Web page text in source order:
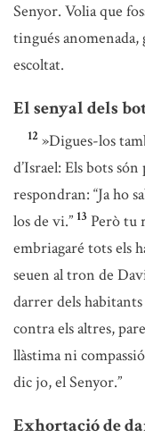
Senyor. Volia que
tingués
escoltat.
El senyal dels
12 »Digues-los
d’Israel: Els bots
respondran: “Ja ho
los de vi.” 13 Però tu
embriagaré tots els
seuen al tron de
darrer dels habitants
contra els altres,
llàstima ni
dic jo, el Senyor.”
Exhortació de